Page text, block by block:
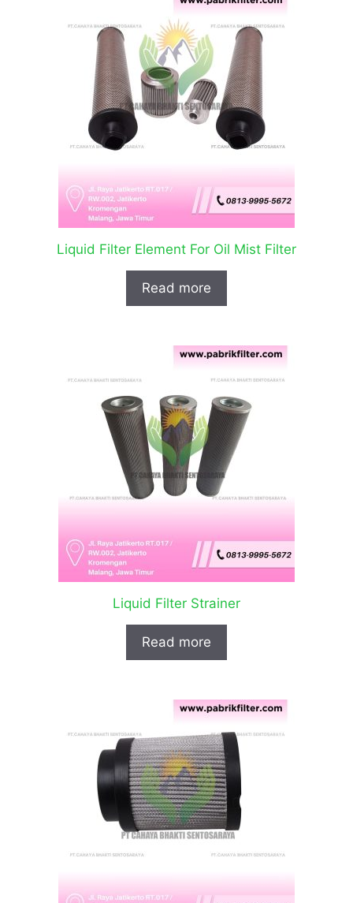
Liquid Filter Element For Oil Mist Filter
Read more
Liquid Filter Strainer
Read more